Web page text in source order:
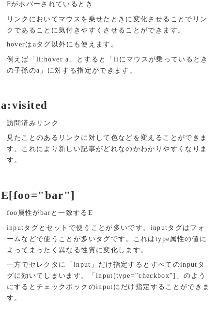
Fがホバーされているとき
リンクにおいてマウスを乗せたときに変化させることでリン
クであることに気付きやすくさせることができます。
hoverはaタグ以外にも使えます。
例えば「li:hover a」とすると「liにマウスが乗っているとき
の子孫のa」に対する指定ができます。
a:visited
訪問済みリンク
見たことのあるリンクに対して色などを変えることができま
す。これにより新しい記事がどれなのかわかりやすくなりま
す。
E[foo="bar"]
foo属性がbarと一致するE
inputタグとセットで使うことが多いです。inputタグはフォ
ームなどで使うことが多いタグです。これはtype属性の値に
よってまったく異なる性質に変化します。
一方でセレクタに「input」だけ指定するとすべてのinputタ
グに効いてしまいます。「input[type="checkbox"]」のよう
にするとチェックボックのinputにだけ指定することができま
す。